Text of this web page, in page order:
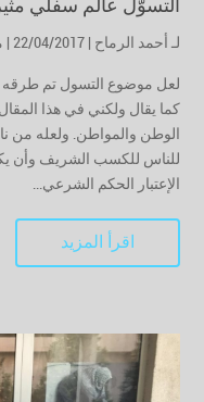
التسوّل عالم سفلي
لـ أحمد الرماح
لعل موضوع التسول تم طرقه
كما يقال ولكني في هذا
الوطن والمواطن. ولعله من
للناس للكسب الشريف وأن
الإعتبار الحكم الشرعي...
اقرأ المزيد